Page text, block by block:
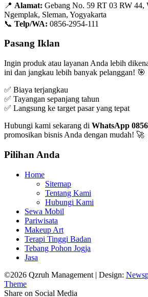
📍 Alamat: Gebang No. 59 RT 03 RW 44,
Ngemplak, Sleman, Yogyakarta
📞 Telp/WA: 0856-2954-111
Pasang Iklan
Ingin produk atau layanan Anda lebih
ini dan jangkau lebih banyak pelanggan! 🎯
✅ Biaya terjangkau
✅ Tayangan sepanjang tahun
✅ Langsung ke target pasar yang tepat
Hubungi kami sekarang di WhatsApp
promosikan bisnis Anda dengan mudah! 🚀
Pilihan Anda
Home
Sitemap
Tentang Kami
Hubungi Kami
Sewa Mobil
Pariwisata
Makeup Art
Terapi Tinggi Badan
Tebang Pohon Jogja
Jasa
©2026 Qzruh Management | Design:
Theme
Share on Social Media